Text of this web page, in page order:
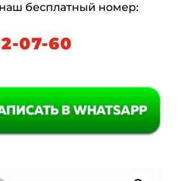
бесплатный номер:
07-60